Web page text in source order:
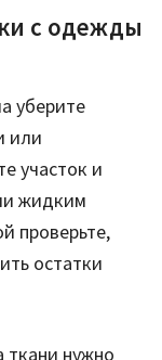
с одежды
уберите
или
участок и
жидким
проверьте,
остатки
ткани нужно